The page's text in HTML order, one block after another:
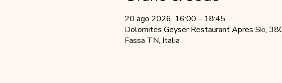
20 ago 2026, 16:00 – 18:45
Dolomites Geyser Restaurant Apres Ski,
Fassa TN, Italia